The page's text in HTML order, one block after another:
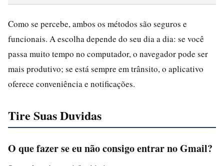
Como se percebe, ambos os métodos são seguros e
funcionais. A escolha depende do seu dia a dia: se você
passa muito tempo no computador, o navegador pode ser
mais produtivo; se está sempre em trânsito, o aplicativo
oferece conveniência e notificações.
Tire Suas Duvidas
O que fazer se eu não consigo entrar no Gmail?